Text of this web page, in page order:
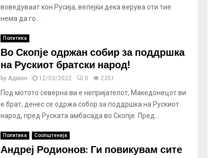
воведуваат кон Русија, велејќи дека верува оти тие
нема да го...
Политика
Во Скопје одржан собир за поддршка
на Рускиот братски народ!
by Админ 12/03/2022 0 2351
Под мотото северна ви е непријателот, Македонецот ви
е брат, денес се одржа собор за поддршка на Рускиот
народ, пред Руската амбасада во Скопје. Пред...
Политика Соопштенија
Андреј Родионов: Ги повикувам сите